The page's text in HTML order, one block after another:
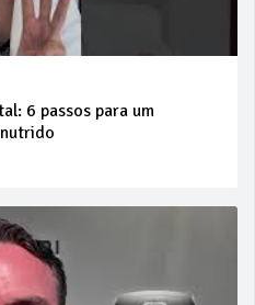
6 passos para um